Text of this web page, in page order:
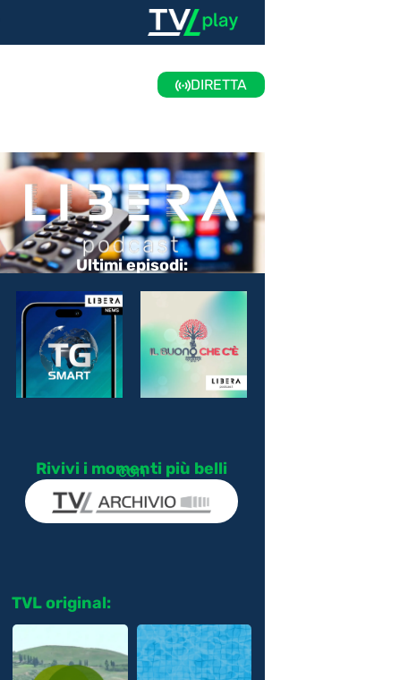
DIRETTA
Ultimi episodi:
Rivivi i momenti più belli
con
TVL original: